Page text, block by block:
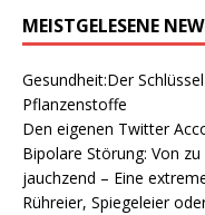
MEISTGELESENE
Gesundheit:Der
Pflanzenstoffe
Den eigenen Twitter
Bipolare Störung: Von
jauchzend – Eine
Rühreier, Spiegeleier